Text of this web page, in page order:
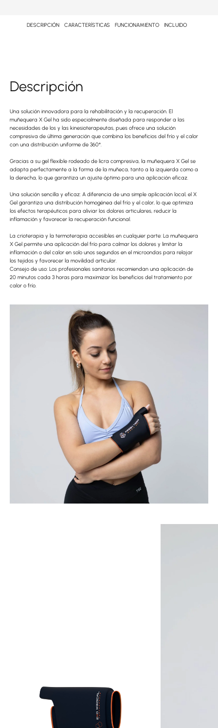
DESCRIPCIÓN CARACTERÍSTICAS FUNCIONAMIENTO INCLUIDO
Descripción
Una solución innovadora para la rehabilitación y la recuperación. El
muñequera X Gel ha sido especialmente diseñada para responder a las
necesidades de los y las kinesioterapeutas, pues ofrece una solución
compresiva de última generación que combina los beneficios del frío y el calor
con una distribución uniforme de 360°.
Gracias a su gel flexible rodeado de licra compresiva, la muñequera X Gel se
adapta perfectamente a la forma de la muñeca, tanto a la izquierda como a
la derecha, lo que garantiza un ajuste óptimo para una aplicación eficaz.
Una solución sencilla y eficaz: A diferencia de una simple aplicación local, el X
Gel garantiza una distribución homogénea del frío y el calor, lo que optimiza
los efectos terapéuticos para aliviar los dolores articulares, reducir la
inflamación y favorecer la recuperación funcional.
La crioterapia y la termoterapia accesibles en cualquier parte: La muñequera
X Gel permite una aplicación del frío para calmar los dolores y limitar la
inflamación o del calor en solo unos segundos en el microondas para relajar
los tejidos y favorecer la movilidad articular.
Consejo de uso: Los profesionales sanitarios recomiendan una aplicación de
20 minutos cada 3 horas para maximizar los beneficios del tratamiento por
calor o frío.